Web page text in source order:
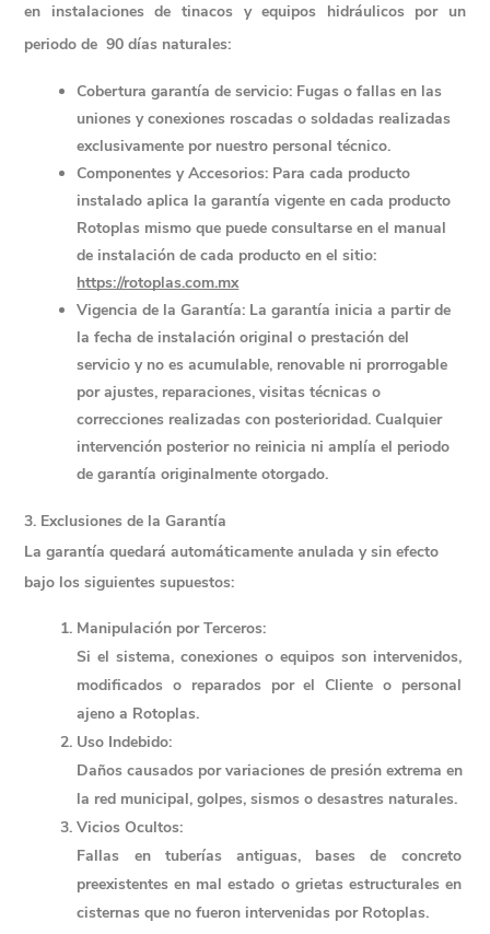
en instalaciones de tinacos y equipos hidráulicos por un
periodo de 90 días naturales:
Cobertura garantía de servicio: Fugas o fallas en las
uniones y conexiones roscadas o soldadas realizadas
exclusivamente por nuestro personal técnico.
Componentes y Accesorios: Para cada producto
instalado aplica la garantía vigente en cada producto
Rotoplas mismo que puede consultarse en el manual
https://rotoplas.com.mx
Vigencia de la Garantía: La garantía inicia a partir de
la fecha de instalación original o prestación del
servicio y no es acumulable, renovable ni prorrogable
por ajustes, reparaciones, visitas técnicas o
correcciones realizadas con posterioridad. Cualquier
intervención posterior no reinicia ni amplía el periodo
de garantía originalmente otorgado.
3. Exclusiones de la Garantía
La garantía quedará automáticamente anulada y sin efecto
bajo los siguientes supuestos:
Manipulación por Terceros:
Si el sistema, conexiones o equipos son intervenidos,
modificados o reparados por el Cliente o personal
ajeno a Rotoplas.
Uso Indebido:
Daños causados por variaciones de presión extrema en
la red municipal, golpes, sismos o desastres naturales.
Vicios Ocultos:
Fallas en tuberías antiguas, bases de concreto
preexistentes en mal estado o grietas estructurales en
cisternas que no fueron intervenidas por Rotoplas.